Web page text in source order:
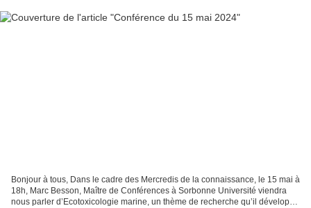
Bonjour à tous, Dans le cadre des Mercredis de la connaissance, le 15 mai à
18h, Marc Besson, Maître de Conférences à Sorbonne Université viendra
nous parler d’Ecotoxicologie marine, un thème de recherche qu’il développe